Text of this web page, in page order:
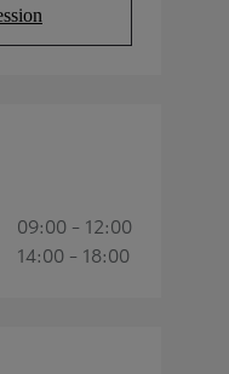
tab)
09:00 - 12:00
14:00 - 18:00